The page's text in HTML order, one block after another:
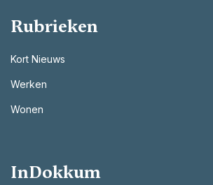
Rubrieken
Kort Nieuws
Werken
Wonen
InDokkum